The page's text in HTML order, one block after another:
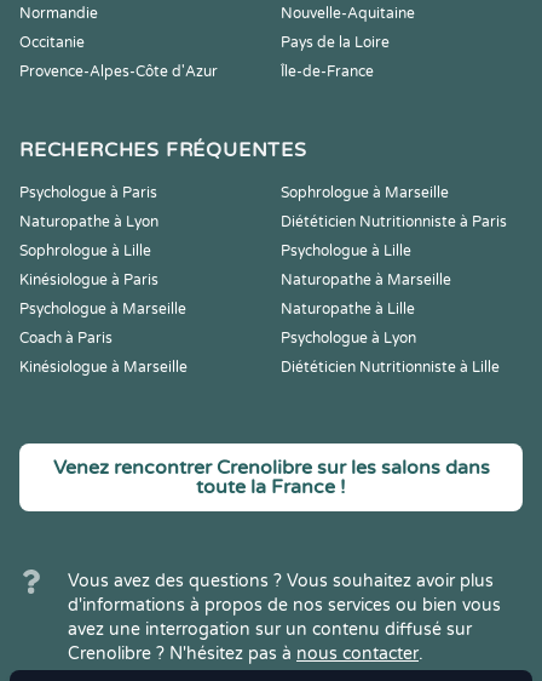
Normandie
Nouvelle-Aquitaine
Occitanie
Pays de la Loire
Provence-Alpes-Côte d'Azur
Île-de-France
RECHERCHES FRÉQUENTES
Psychologue à Paris
Sophrologue à Marseille
Naturopathe à Lyon
Diététicien Nutritionniste à Paris
Sophrologue à Lille
Psychologue à Lille
Kinésiologue à Paris
Naturopathe à Marseille
Psychologue à Marseille
Naturopathe à Lille
Coach à Paris
Psychologue à Lyon
Kinésiologue à Marseille
Diététicien Nutritionniste à Lille
Venez rencontrer Crenolibre sur les salons dans
toute la France !
Vous avez des questions ? Vous souhaitez avoir plus
d'informations à propos de nos services ou bien vous
avez une interrogation sur un contenu diffusé sur
Crenolibre ? N'hésitez pas à nous contacter.